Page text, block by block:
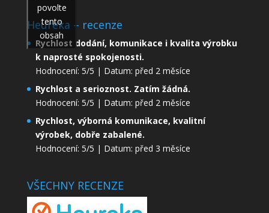
povolte
tento
obsah
Heureka – recenze
Rychlost dodání, komunikace i kvalita výrobku
k naprosté spokojenosti.
Hodnocení: 5/5 | Datum: před 2 měsíce
Rychlost a serioznost. Zatím žádná.
Hodnocení: 5/5 | Datum: před 2 měsíce
Rychlost, výborná komunikace, kvalitní
výrobek, dobře zabalené.
Hodnocení: 5/5 | Datum: před 3 měsíce
VŠECHNY RECENZE